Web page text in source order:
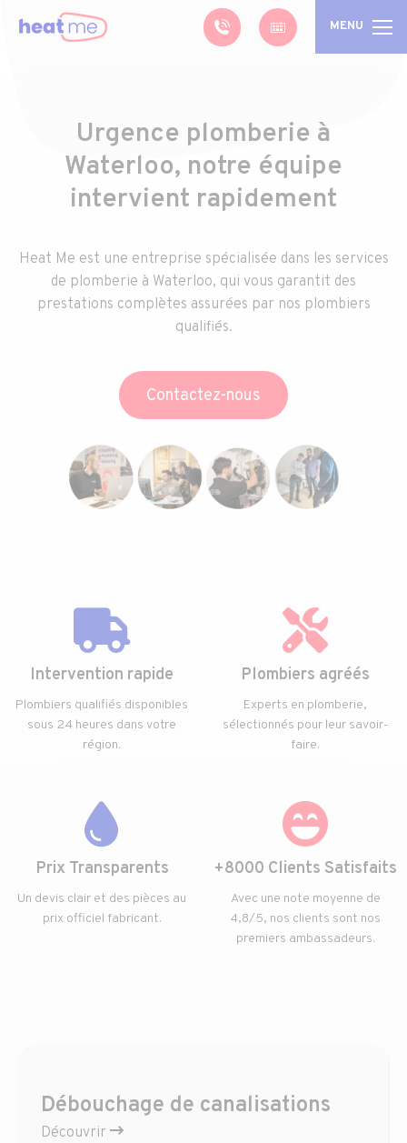
MENU
Urgence plomberie à
Waterloo, notre équipe
intervient rapidement
Heat Me est une entreprise spécialisée dans les services
de plomberie à Waterloo, qui vous garantit des
prestations complètes assurées par nos plombiers
qualifiés.
Contactez-nous
Intervention rapide
Plombiers qualifiés disponibles
sous 24 heures dans votre
région.
Plombiers agréés
Experts en plomberie,
sélectionnés pour leur savoir-
faire.
Prix Transparents
Un devis clair et des pièces au
prix officiel fabricant.
+8000 Clients Satisfaits
Avec une note moyenne de
4,8/5, nos clients sont nos
premiers ambassadeurs.
Débouchage de canalisations
Découvrir